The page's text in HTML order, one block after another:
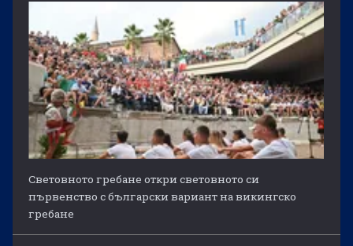
Световното гребане откри световното си
първенство с български вариант на викингско
гребане